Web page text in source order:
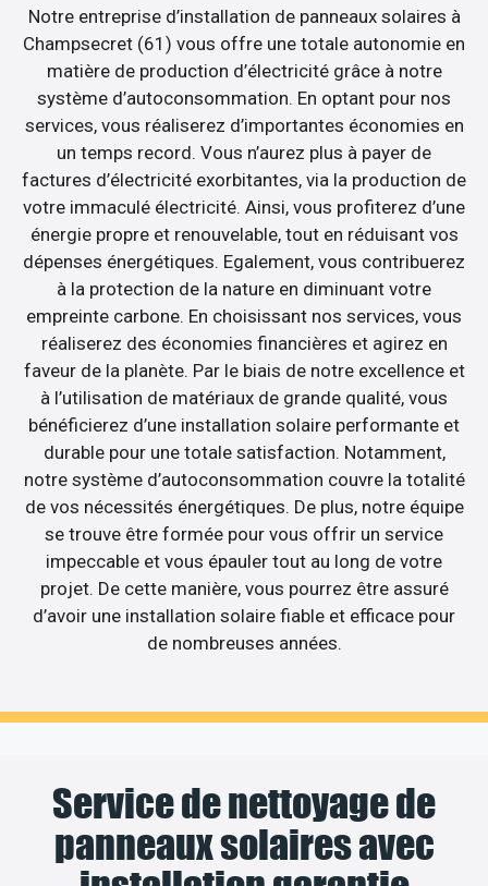
Notre entreprise d’installation de panneaux solaires à
Champsecret (61) vous offre une totale autonomie en
matière de production d’électricité grâce à notre
système d’autoconsommation. En optant pour nos
services, vous réaliserez d’importantes économies en
un temps record. Vous n’aurez plus à payer de
factures d’électricité exorbitantes, via la production de
votre immaculé électricité. Ainsi, vous profiterez d’une
énergie propre et renouvelable, tout en réduisant vos
dépenses énergétiques. Egalement, vous contribuerez
à la protection de la nature en diminuant votre
empreinte carbone. En choisissant nos services, vous
réaliserez des économies financières et agirez en
faveur de la planète. Par le biais de notre excellence et
à l’utilisation de matériaux de grande qualité, vous
bénéficierez d’une installation solaire performante et
durable pour une totale satisfaction. Notamment,
notre système d’autoconsommation couvre la totalité
de vos nécessités énergétiques. De plus, notre équipe
se trouve être formée pour vous offrir un service
impeccable et vous épauler tout au long de votre
projet. De cette manière, vous pourrez être assuré
d’avoir une installation solaire fiable et efficace pour
de nombreuses années.
Service de nettoyage de
panneaux solaires avec